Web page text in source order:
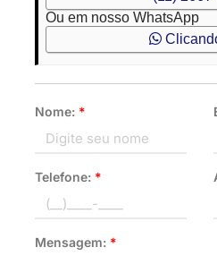
Ou em nosso WhatsApp
Nome: *
Telefone: *
Mensagem: *